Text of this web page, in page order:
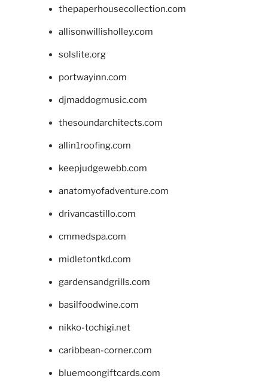
thepaperhousecollection.com
allisonwillisholley.com
solslite.org
portwayinn.com
djmaddogmusic.com
thesoundarchitects.com
allin1roofing.com
keepjudgewebb.com
anatomyofadventure.com
drivancastillo.com
cmmedspa.com
midletontkd.com
gardensandgrills.com
basilfoodwine.com
nikko-tochigi.net
caribbean-corner.com
bluemoongiftcards.com